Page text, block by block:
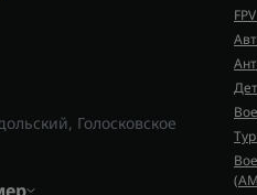
Голосковское